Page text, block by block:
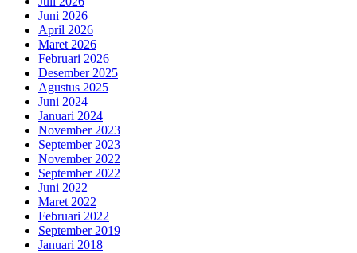
Juni 2026
April 2026
Maret 2026
Februari 2026
Desember 2025
Agustus 2025
Juni 2024
Januari 2024
November 2023
September 2023
November 2022
September 2022
Juni 2022
Maret 2022
Februari 2022
September 2019
Januari 2018